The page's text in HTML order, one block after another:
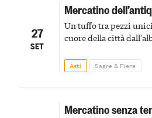
27
SET
Mercatino
Un tuffo tra pezzi
cuore della città
Asti Sagre & Fiere
Mercatino senza